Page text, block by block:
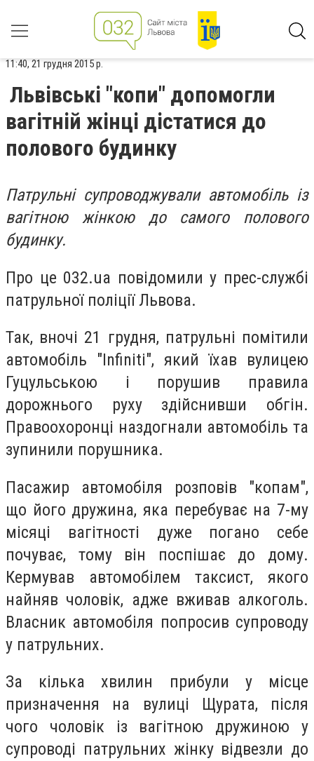
11:40, 21 грудня 2015 р.
Львівські "копи" допомогли
вагітній жінці дістатися до
полового будинку
Патрульні супроводжували автомобіль із
вагітною жінкою до самого полового
будинку.
Про це 032.ua повідомили у прес-службі
патрульної поліції Львова.
Так, вночі 21 грудня, патрульні помітили
автомобіль "Infiniti", який їхав вулицею
Гуцульською і порушив правила
дорожнього руху здійснивши обгін.
Правоохоронці наздогнали автомобіль та
зупинили порушника.
Пасажир автомобіля розповів "копам",
що його дружина, яка перебуває на 7-му
місяці вагітності дуже погано себе
почуває, тому він поспішає до дому.
Кермував автомобілем таксист, якого
найняв чоловік, адже вживав алкоголь.
Власник автомобіля попросив супроводу
у патрульних.
За кілька хвилин прибули у місце
призначення на вулиці Щурата, після
чого чоловік із вагітною дружиною у
супроводі патрульних жінку відвезли до